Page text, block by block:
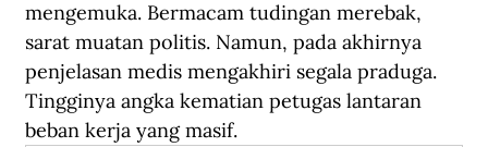
mengemuka. Bermacam tudingan merebak,
sarat muatan politis. Namun, pada akhirnya
penjelasan medis mengakhiri segala praduga.
Tingginya angka kematian petugas lantaran
beban kerja yang masif.